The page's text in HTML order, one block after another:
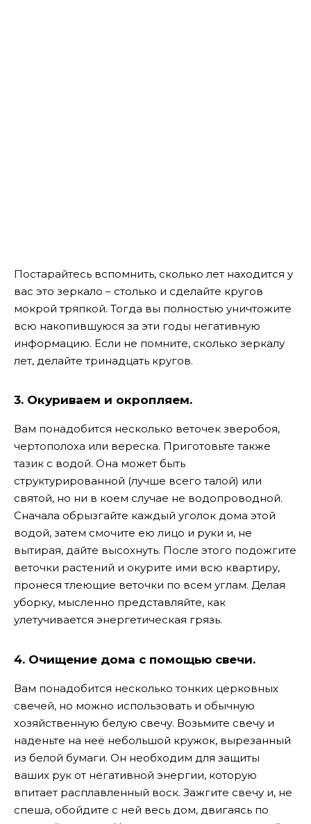
Постарайтесь вспомнить, сколько лет находится у
вас это зеркало – столько и сделайте кругов
мокрой тряпкой. Тогда вы полностью уничтожите
всю накопившуюся за эти годы негативную
информацию. Если не помните, сколько зеркалу
лет, делайте тринадцать кругов.
3. Окуриваем и окропляем.
Вам понадобится несколько веточек зверобоя,
чертополоха или вереска. Приготовьте также
тазик с водой. Она может быть
структурированной (лучше всего талой) или
святой, но ни в коем случае не водопроводной.
Сначала обрызгайте каждый уголок дома этой
водой, затем смочите ею лицо и руки и, не
вытирая, дайте высохнуть. После этого подожгите
веточки растений и окурите ими всю квартиру,
пронеся тлеющие веточки по всем углам. Делая
уборку, мысленно представляйте, как
улетучивается энергетическая грязь.
4. Очищение дома с помощью свечи.
Вам понадобится несколько тонких церковных
свечей, но можно использовать и обычную
хозяйственную белую свечу. Возьмите свечу и
наденьте на неё небольшой кружок, вырезанный
из белой бумаги. Он необходим для защиты
ваших рук от негативной энергии, которую
впитает расплавленный воск. Зажгите свечу и, не
спеша, обойдите с ней весь дом, двигаясь по